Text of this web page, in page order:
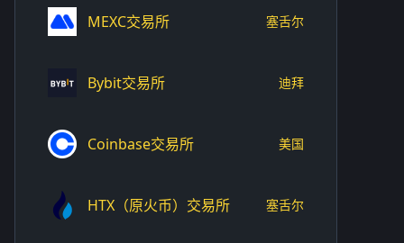
MEXC交易所 塞舌尔
Bybit交易所 迪拜
Coinbase交易所 美国
HTX（原火币）交易所 塞舌尔